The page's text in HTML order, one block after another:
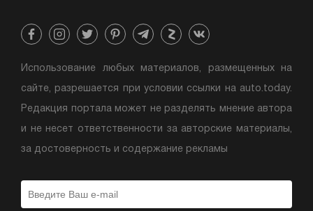
Использование любых материалов, размещенных на
сайте, разрешается при условии ссылки на auto.today.
Редакция портала может не разделять мнение автора
и не несет ответственности за авторские материалы,
за достоверность и содержание рекламы